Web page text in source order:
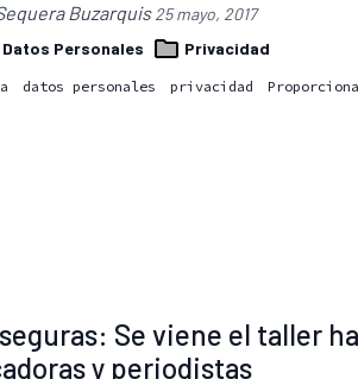
Buzarquis25 mayo, 2017
Datos Personales Privacidad
datos personales privacidad
Se viene el taller
y periodistas